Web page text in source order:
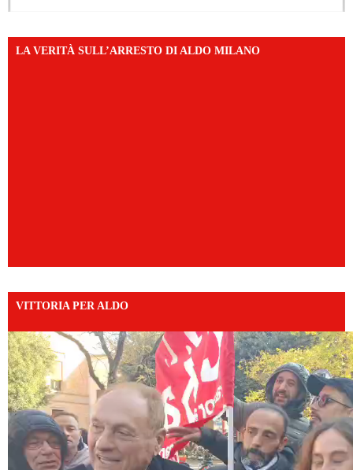
LA VERITÀ SULL’ARRESTO DI ALDO MILANO
VITTORIA PER ALDO